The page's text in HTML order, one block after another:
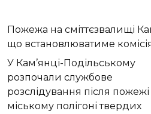
утворила
новий
кратер
на
Місяці
Пожежа на сміттєзвалищі
що встановлюватиме
У Кам’янці-Подільському
розпочали службове
розслідування після пожежі
міському полігоні твердих